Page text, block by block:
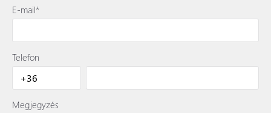
E-mail*
Telefon
Megjegyzés